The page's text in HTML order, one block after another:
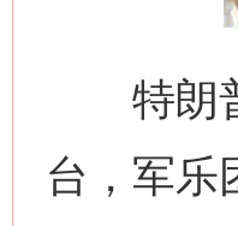
特朗普
台，军乐
在谋一域中